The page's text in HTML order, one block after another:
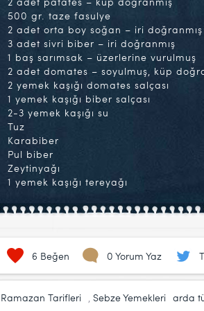
500 gr. taze fasulye
2 adet orta boy soğan – iri doğranmış
3 adet sivri biber – iri doğranmış
1 baş sarımsak – üzerlerine vurulmuş
2 adet domates – soyulmuş, küp
2 yemek kaşığı domates salçası
1 yemek kaşığı biber salçası
2-3 yemek kaşığı su
Tuz
Karabiber
Pul biber
Zeytinyağı
1 yemek kaşığı tereyağı
6 Beğen 0 Yorum Yaz
Ramazan Tarifleri , Sebze Yemekleri arda